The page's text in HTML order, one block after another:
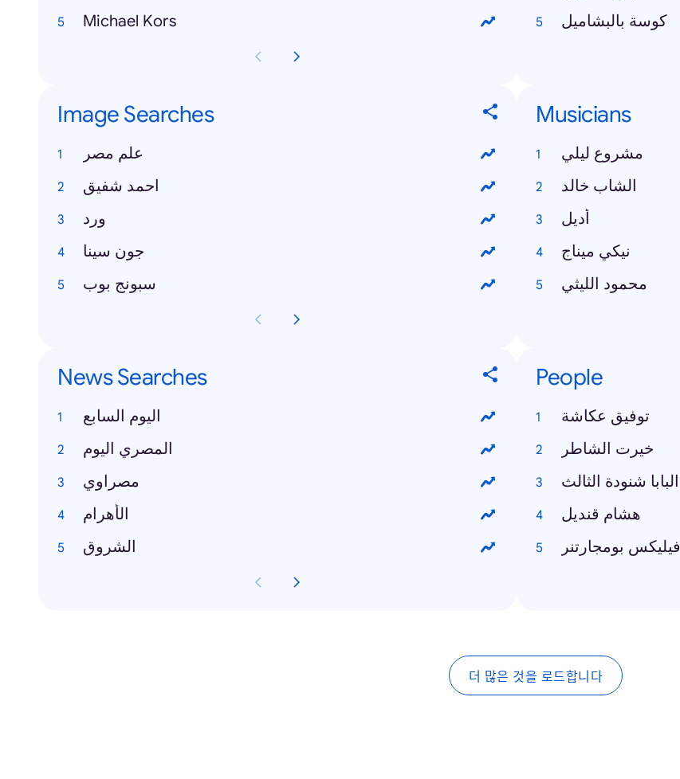
Michael Kors
كوسة بالبشاميل
Image Searches
علم مصر
احمد شفيق
ورد
جون سينا
سبونج بوب
Musicians
مشروع ليلي
الشاب خالد
أديل
نيكي ميناج
محمود الليثي
News Searches
اليوم السابع
المصري اليوم
مصراوي
الأهرام
الشروق
People
توفيق عكاشة
خيرت الشاطر
البابا شنودة الثالث
هشام قنديل
فيليكس بومجارتنر
더 많은 것을 로드합니다